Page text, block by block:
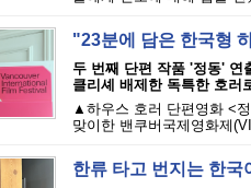
"23분에 담은 한국형
두 번째 단편 작품 '정동' 연
클리셰 배제한 독특한 호러
▲하우스 호러 단편영화 <
맞이한 밴쿠버국제영화제
한류 타고 번지는 한국